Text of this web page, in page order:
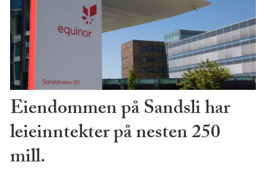
Eiendommen på Sandsli har
leieinntekter på nesten 250
mill.